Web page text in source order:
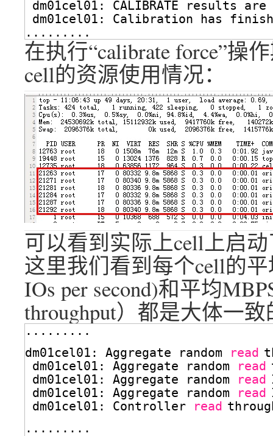
dm01cel01: CALIBRATE results
dm01cel01: Calibration has
.........
在执行“calibrate force”操
cell的资源使用情况：
可以看到实际上cell上启
这里我们看到每个cell的平
IOs per second)和平均
throughput）都是大体一
.........
dm01cel01: Aggregate random
read
dm01cel01: Aggregate random
read
dm01cel01: Aggregate random
read
dm01cel01: Aggregate random
read
dm01cel01: Controller
read
.........